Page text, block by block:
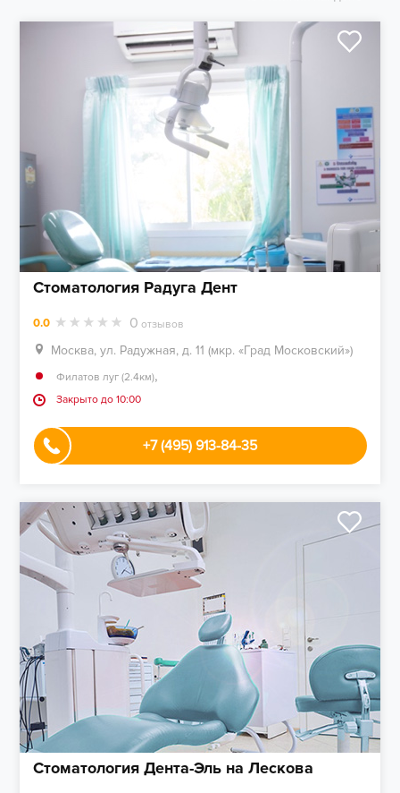
Стоматология Радуга Дент
0.0 0 отзывов
Москва, ул. Радужная, д. 11 (мкр. «Град Московский»)
Филатов луг (2.4км),
Закрыто до 10:00
+7 (495) 913-84-35
Стоматология Дента-Эль на Лескова